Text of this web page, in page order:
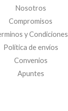
Nosotros
Compromisos
y Condiciones
Política de envíos
Convenios
Apuntes